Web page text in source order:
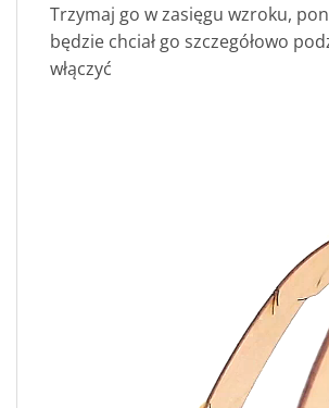
Trzymaj go w zasięgu wzroku,
będzie chciał go szczegółowo
włączyć